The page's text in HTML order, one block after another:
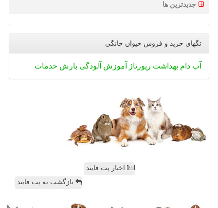
جدیدترین ها
تگهای خرید و فروش حیوان خانگی
آب دام بهداشت رپورتاژ آموزش آلودگی بارش خدمات
اخبار پت فایند
بازگشت به پت فایند